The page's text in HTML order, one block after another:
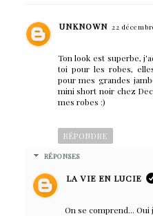
UNKNOWN 22
Ton look est superbe,
toi pour les robes,
pour mes grandes
mini short noir chez
mes robes :)
RÉPONDRE
RÉPONSES
LA VIE EN LUCIE
On se comprend...